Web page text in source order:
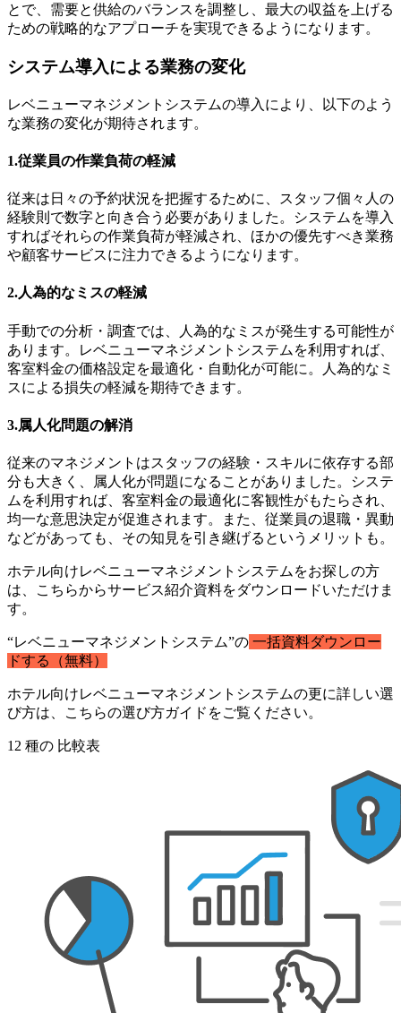
とで、需要と供給のバランスを調整し、最大の収益を上げる
ための戦略的なアプローチを実現できるようになります。
システム導入による業務の変化
レベニューマネジメントシステムの導入により、以下のよう
な業務の変化が期待されます。
1.従業員の作業負荷の軽減
従来は日々の予約状況を把握するために、スタッフ個々人の
経験則で数字と向き合う必要がありました。システムを導入
すればそれらの作業負荷が軽減され、ほかの優先すべき業務
や顧客サービスに注力できるようになります。
2.人為的なミスの軽減
手動での分析・調査では、人為的なミスが発生する可能性が
あります。レベニューマネジメントシステムを利用すれば、
客室料金の価格設定を最適化・自動化が可能に。人為的なミ
スによる損失の軽減を期待できます。
3.属人化問題の解消
従来のマネジメントはスタッフの経験・スキルに依存する部
分も大きく、属人化が問題になることがありました。システ
ムを利用すれば、客室料金の最適化に客観性がもたらされ、
均一な意思決定が促進されます。また、従業員の退職・異動
などがあっても、その知見を引き継げるというメリットも。
ホテル向けレベニューマネジメントシステムをお探しの方
は、こちらからサービス紹介資料をダウンロードいただけま
す。
“レベニューマネジメントシステム”の 一括資料ダウンロー
ドする（無料）
ホテル向けレベニューマネジメントシステムの更に詳しい選
び方は、こちらの選び方ガイドをご覧ください。
12 種の 比較表